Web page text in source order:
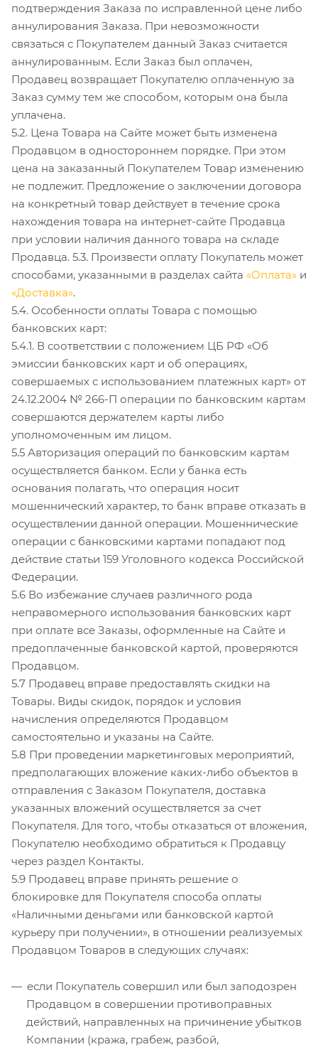
подтверждения Заказа по исправленной цене либо
аннулирования Заказа. При невозможности
связаться с Покупателем данный Заказ считается
аннулированным. Если Заказ был оплачен,
Продавец возвращает Покупателю оплаченную за
Заказ сумму тем же способом, которым она была
уплачена.
5.2. Цена Товара на Сайте может быть изменена
Продавцом в одностороннем порядке. При этом
цена на заказанный Покупателем Товар изменению
не подлежит. Предложение о заключении договора
на конкретный товар действует в течение срока
нахождения товара на интернет-сайте Продавца
при условии наличия данного товара на складе
Продавца. 5.3. Произвести оплату Покупатель может
способами, указанными в разделах сайта «Оплата» и
«Доставка».
5.4. Особенности оплаты Товара с помощью
банковских карт:
5.4.1. В соответствии с положением ЦБ РФ «Об
эмиссии банковских карт и об операциях,
совершаемых с использованием платежных карт» от
24.12.2004 № 266-П операции по банковским картам
совершаются держателем карты либо
уполномоченным им лицом.
5.5 Авторизация операций по банковским картам
осуществляется банком. Если у банка есть
основания полагать, что операция носит
мошеннический характер, то банк вправе отказать в
осуществлении данной операции. Мошеннические
операции с банковскими картами попадают под
действие статьи 159 Уголовного кодекса Российской
Федерации.
5.6 Во избежание случаев различного рода
неправомерного использования банковских карт
при оплате все Заказы, оформленные на Сайте и
предоплаченные банковской картой, проверяются
Продавцом.
5.7 Продавец вправе предоставлять скидки на
Товары. Виды скидок, порядок и условия
начисления определяются Продавцом
самостоятельно и указаны на Сайте.
5.8 При проведении маркетинговых мероприятий,
предполагающих вложение каких-либо объектов в
отправления с Заказом Покупателя, доставка
указанных вложений осуществляется за счет
Покупателя. Для того, чтобы отказаться от вложения,
Покупателю необходимо обратиться к Продавцу
через раздел Контакты.
5.9 Продавец вправе принять решение о
блокировке для Покупателя способа оплаты
«Наличными деньгами или банковской картой
курьеру при получении», в отношении реализуемых
Продавцом Товаров в следующих случаях:
если Покупатель совершил или был заподозрен
Продавцом в совершении противоправных
действий, направленных на причинение убытков
Компании (кража, грабеж, разбой,